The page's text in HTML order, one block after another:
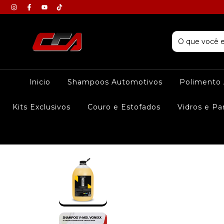
Inicio Shampoos Automotivos Polimento
Kits Exclusivos Couro e Estofados Vidros e